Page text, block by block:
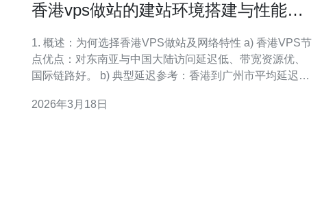
香港vps做站的建站环境搭建与性能监
1. 概述：为何选择香港VPS做站及网络特性 a) 香港VPS节
点优点：对东南亚与中国大陆访问延迟低、带宽资源优、
国际链路好。 b) 典型延迟参考：香港到广州市平均延迟
出口带宽与计费：常见产品有 100Mbps/共享、1Gbps/不
2026年3月18日